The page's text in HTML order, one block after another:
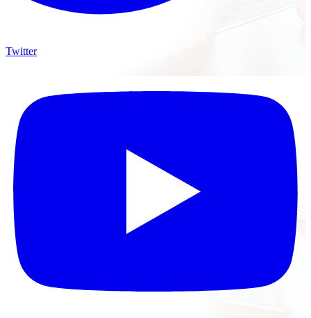
Twitter